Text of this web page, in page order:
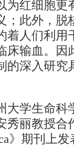
为红细胞更
；此外，脱
着人们利用
床输血。因
的深入研究
大学生命科
秀丽教授合
》期刊上